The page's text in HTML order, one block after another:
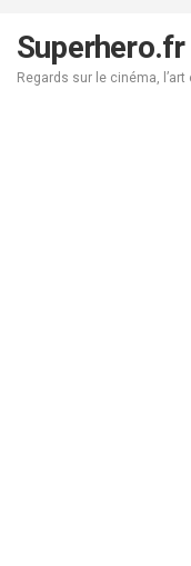
contenu
Superhero.fr
Regards sur le cinéma,